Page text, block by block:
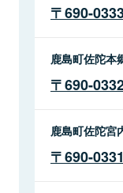
690-
鹿島町佐陀本
690-
鹿島町佐陀宮
690-0331